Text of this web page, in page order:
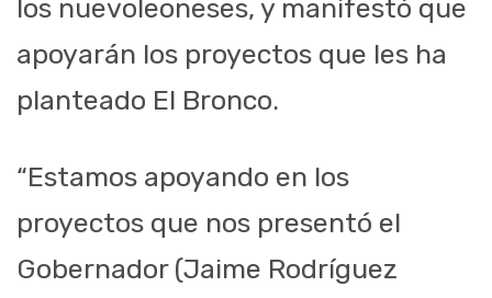
los nuevoleoneses, y manifestó que
apoyarán los proyectos que les ha
planteado El Bronco.
“Estamos apoyando en los
proyectos que nos presentó el
Gobernador (Jaime Rodríguez